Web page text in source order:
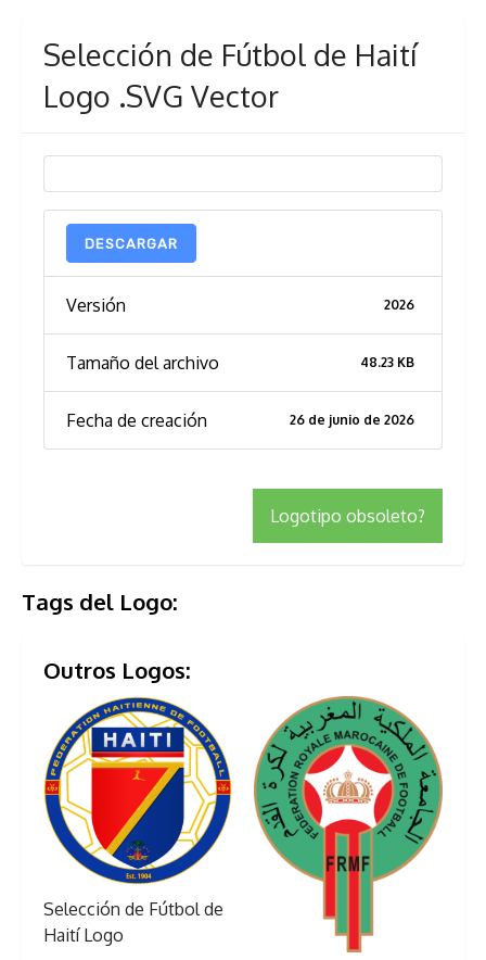
Selección de Fútbol de Haití
Logo .SVG Vector
DESCARGAR
Versión 2026
Tamaño del archivo 48.23 KB
Fecha de creación 26 de junio de 2026
Logotipo obsoleto?
Tags del Logo:
Outros Logos:
Selección de Fútbol de
Haití Logo